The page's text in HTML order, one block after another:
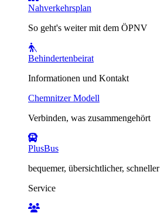
Nahverkehrsplan
So geht's weiter mit dem ÖPNV
Behindertenbeirat
Informationen und Kontakt
Chemnitzer Modell
Verbinden, was zusammengehört
PlusBus
bequemer, übersichtlicher, schneller
Service